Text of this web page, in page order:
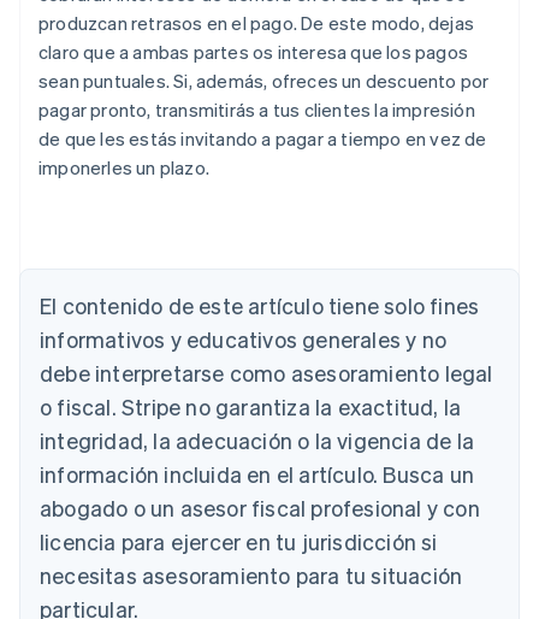
produzcan retrasos en el pago. De este modo, dejas
claro que a ambas partes os interesa que los pagos
sean puntuales. Si, además, ofreces un descuento por
pagar pronto, transmitirás a tus clientes la impresión
de que les estás invitando a pagar a tiempo en vez de
imponerles un plazo.
El contenido de este artículo tiene solo fines
informativos y educativos generales y no
debe interpretarse como asesoramiento legal
o fiscal. Stripe no garantiza la exactitud, la
integridad, la adecuación o la vigencia de la
información incluida en el artículo. Busca un
abogado o un asesor fiscal profesional y con
licencia para ejercer en tu jurisdicción si
necesitas asesoramiento para tu situación
particular.
English
Austria
Deutsch English
Bélgica
Nederlands Français English
Brasil
PortuguêsEnglish
Bulgaria
Canadá
English Français
China continental